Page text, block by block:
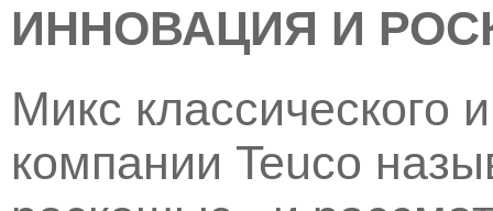
ИННОВАЦИЯ И
Микс классического
компании Teuco